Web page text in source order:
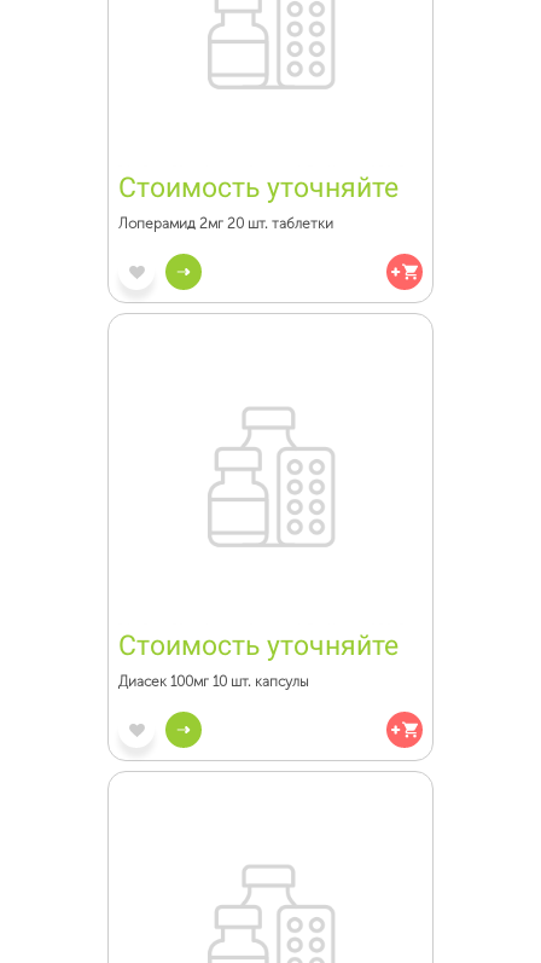
Стоимость уточняйте
Лоперамид 2мг 20 шт. таблетки
Стоимость уточняйте
Диасек 100мг 10 шт. капсулы